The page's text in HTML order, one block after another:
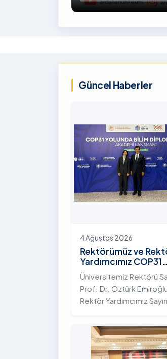
İzlemek
Tıklayınız
Güncel Haberler
4 Ağustos 2026
Rektörümüz ve
Yardımcımız COP31
Yolunda Bilim
Akademi Lansmanı
Toplantısına Katıldı
Üniversitemiz Rektörü
Prof. Dr. Öztürk
Rektör Yardımcımız
Kurulu (YÖK) ev
Ağustos 2026 tarihinde
Ankara’da düzenlenen